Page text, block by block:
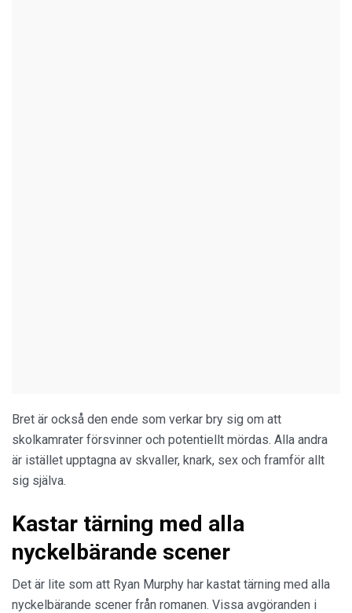
Bret är också den ende som verkar bry sig om att
skolkamrater försvinner och potentiellt mördas. Alla andra
är istället upptagna av skvaller, knark, sex och framför allt
sig själva.
Kastar tärning med alla
nyckelbärande scener
Det är lite som att Ryan Murphy har kastat tärning med alla
nyckelbärande scener från romanen. Vissa avgöranden i